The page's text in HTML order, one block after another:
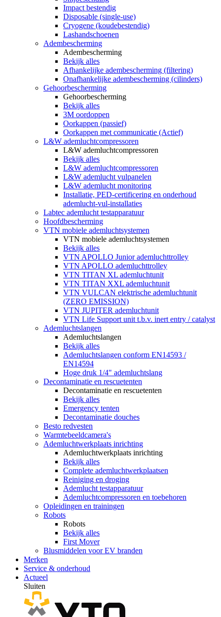
Impact bestendig
Disposable (single-use)
Cryogene (koudebestendig)
Lashandschoenen
Adembescherming
Adembescherming
Bekijk alles
Afhankelijke adembescherming (filtering)
Onafhankelijke adembescherming (cilinders)
Gehoorbescherming
Gehoorbescherming
Bekijk alles
3M oordoppen
Oorkappen (passief)
Oorkappen met communicatie (Actief)
L&W ademluchtcompressoren
L&W ademluchtcompressoren
Bekijk alles
L&W ademluchtcompressoren
L&W ademlucht vulpanelen
L&W ademlucht monitoring
Installatie, PED-certificering en onderhoud
ademlucht-vul-installaties
Labtec ademlucht testapparatuur
Hoofdbescherming
VTN mobiele ademluchtsystemen
VTN mobiele ademluchtsystemen
Bekijk alles
VTN APOLLO Junior ademluchttrolley
VTN APOLLO ademluchttrolley
VTN TITAN XL ademluchtunit
VTN TITAN XXL ademluchtunit
VTN VULCAN elektrische ademluchtunit
(ZERO EMISSION)
VTN JUPITER ademluchtunit
VTN Life Support unit t.b.v. inert entry / catalyst
Ademluchtslangen
Ademluchtslangen
Bekijk alles
Ademluchtslangen conform EN14593 /
EN14594
Hoge druk 1/4" ademluchtslang
Decontaminatie en rescuetenten
Decontaminatie en rescuetenten
Bekijk alles
Emergency tenten
Decontaminatie douches
Besto redvesten
Warmtebeeldcamera's
Ademluchtwerkplaats inrichting
Ademluchtwerkplaats inrichting
Bekijk alles
Complete ademluchtwerkplaatsen
Reiniging en droging
Ademlucht testapparatuur
Ademluchtcompressoren en toebehoren
Opleidingen en trainingen
Robots
Robots
Bekijk alles
First Mover
Blusmiddelen voor EV branden
Merken
Service & onderhoud
Actueel
Sluiten